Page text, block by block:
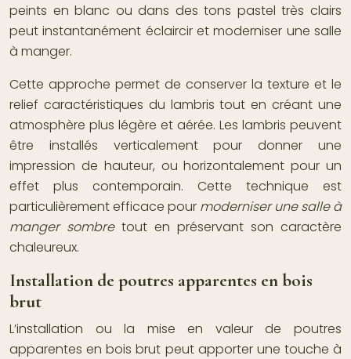
peints en blanc ou dans des tons pastel très clairs
peut instantanément éclaircir et moderniser une salle
à manger.
Cette approche permet de conserver la texture et le
relief caractéristiques du lambris tout en créant une
atmosphère plus légère et aérée. Les lambris peuvent
être installés verticalement pour donner une
impression de hauteur, ou horizontalement pour un
effet plus contemporain. Cette technique est
particulièrement efficace pour moderniser une salle à
manger sombre tout en préservant son caractère
chaleureux.
Installation de poutres apparentes en bois
brut
L’installation ou la mise en valeur de poutres
apparentes en bois brut peut apporter une touche à